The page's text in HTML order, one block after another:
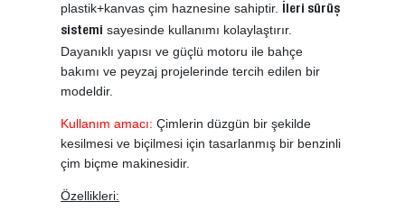
plastik+kanvas çim haznesine sahiptir. İleri sürüş
sistemi sayesinde kullanımı kolaylaştırır.
Dayanıklı yapısı ve güçlü motoru ile bahçe
bakımı ve peyzaj projelerinde tercih edilen bir
modeldir.
Kullanım amacı:Çimlerin düzgün bir şekilde
kesilmesi ve biçilmesi için tasarlanmış bir benzinli
çim biçme makinesidir.
Özellikleri: